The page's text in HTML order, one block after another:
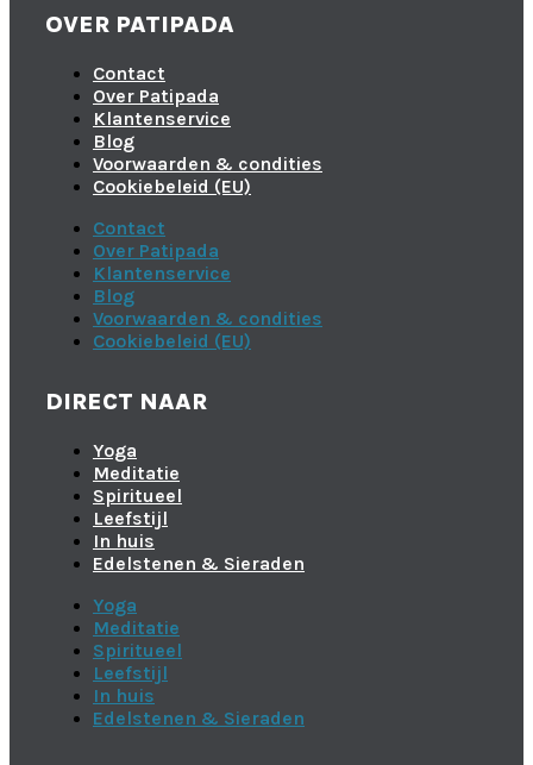
OVER PATIPADA
Contact
Over Patipada
Klantenservice
Blog
Voorwaarden & condities
Cookiebeleid (EU)
Contact
Over Patipada
Klantenservice
Blog
Voorwaarden & condities
Cookiebeleid (EU)
DIRECT NAAR
Yoga
Meditatie
Spiritueel
Leefstijl
In huis
Edelstenen & Sieraden
Yoga
Meditatie
Spiritueel
Leefstijl
In huis
Edelstenen & Sieraden